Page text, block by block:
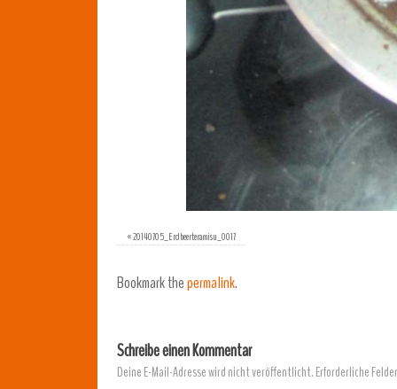
«20140705_Erdbeerteramisu_0017
Bookmark thepermalink.
Schreibe einen Kommentar
Deine E-Mail-Adresse wird nicht veröffentlicht.Erforderliche